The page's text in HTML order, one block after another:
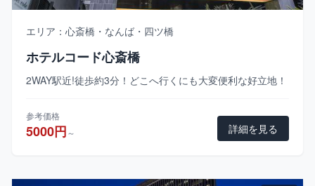
エリア：心斎橋・なんば・四ツ橋
ホテルコード心斎橋
2WAY駅近!徒歩約3分！どこへ行くにも大変便利な好立地！
参考価格
5000円～ 詳細を見る